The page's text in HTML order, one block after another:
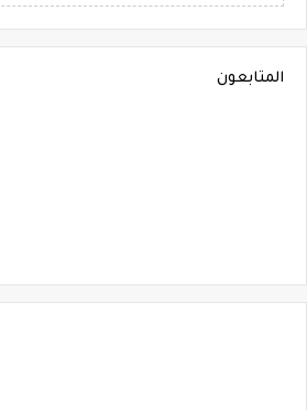
المتابعون